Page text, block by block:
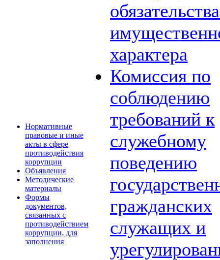
Нормативные
правовые и иные
акты в сфере
противодействия
коррупции
Объявления
Методические
материалы
Формы
документов,
связанных с
противодействием
коррупции, для
заполнения
характера
Комиссия по
соблюдению
требований к
служебному
поведению
гражданских
служащих и